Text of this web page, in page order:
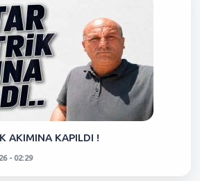
AKIMINA KAPILDI !
- 02:29